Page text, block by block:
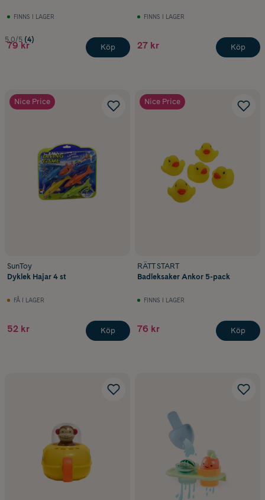
FINNS I LAGER
5.0/5 (4)
79 kr Köp
FINNS I LAGER
27 kr Köp
Nice Price
SunToy
Dyklek Hajar 4 st
FÅ I LAGER
52 kr Köp
Nice Price
RÄTT START
Badleksaker Ankor 5-pack
FINNS I LAGER
76 kr Köp